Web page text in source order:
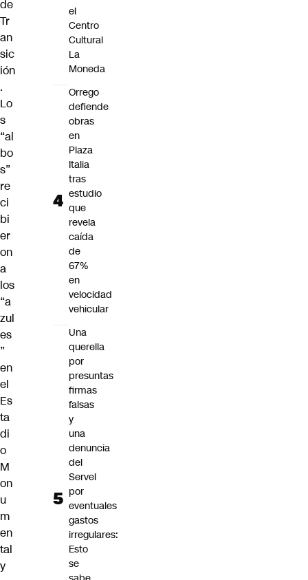
de
Tr
an
sic
ión
.
Lo
s
“al
bo
s”
re
ci
bi
er
on
a
los
“a
zul
es
”
en
el
Es
ta
di
o
M
on
u
m
en
tal
y
el
Centro
Cultural
La
Moneda
Orrego
defiende
obras
en
Plaza
Italia
tras
estudio
que
revela
caída
de
67%
en
velocidad
vehicular
Una
querella
por
presuntas
firmas
falsas
y
una
denuncia
del
Servel
por
eventuales
gastos
irregulares:
Esto
se